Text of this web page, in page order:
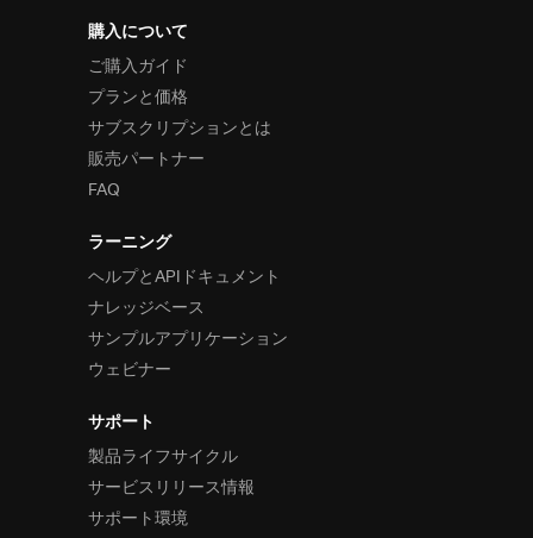
購入について
ご購入ガイド
プランと価格
サブスクリプションとは
販売パートナー
FAQ
ラーニング
ヘルプとAPIドキュメント
ナレッジベース
サンプルアプリケーション
ウェビナー
サポート
製品ライフサイクル
サービスリリース情報
サポート環境